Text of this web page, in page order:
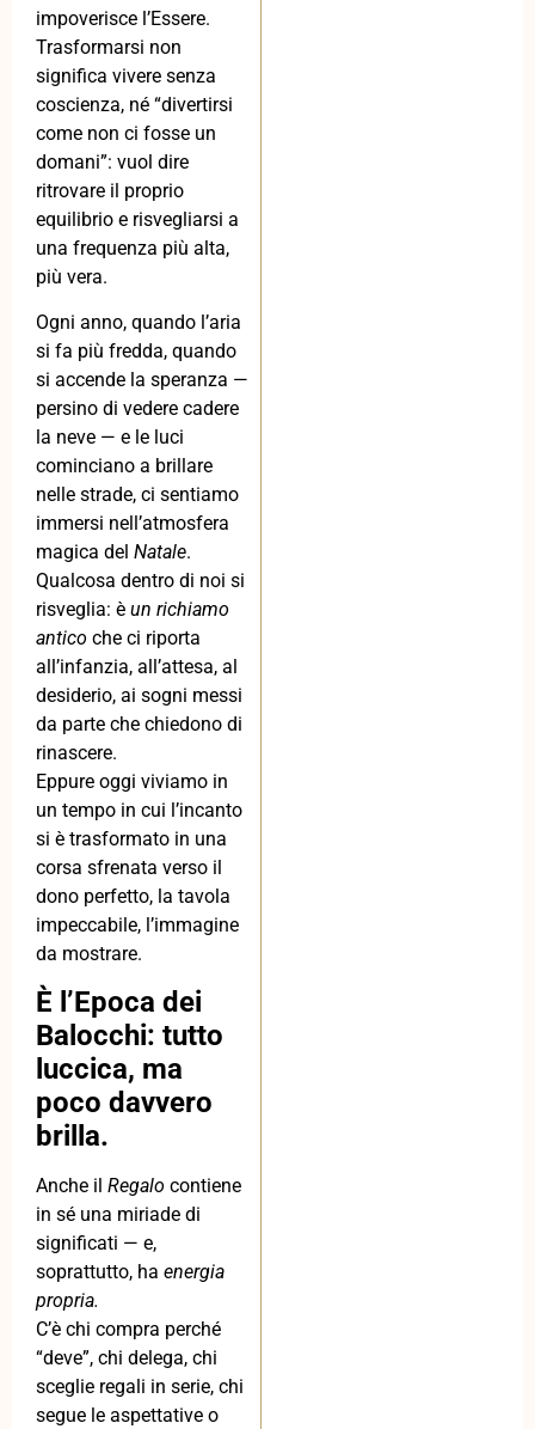
impoverisce l’Essere.
Trasformarsi non
significa vivere senza
coscienza, né “divertirsi
come non ci fosse un
domani”: vuol dire
ritrovare il proprio
equilibrio e risvegliarsi a
una frequenza più alta,
più vera.
Ogni anno, quando l’aria
si fa più fredda, quando
si accende la speranza —
persino di vedere cadere
la neve — e le luci
cominciano a brillare
nelle strade, ci sentiamo
immersi nell’atmosfera
magica del Natale.
Qualcosa dentro di noi si
risveglia: è un richiamo
antico che ci riporta
all’infanzia, all’attesa, al
desiderio, ai sogni messi
da parte che chiedono di
rinascere.
Eppure oggi viviamo in
un tempo in cui l’incanto
si è trasformato in una
corsa sfrenata verso il
dono perfetto, la tavola
impeccabile, l’immagine
da mostrare.
È l’Epoca dei
Balocchi: tutto
luccica, ma
poco davvero
brilla.
Anche il Regalo contiene
in sé una miriade di
significati — e,
soprattutto, ha energia
propria.
C’è chi compra perché
“deve”, chi delega, chi
sceglie regali in serie, chi
segue le aspettative o